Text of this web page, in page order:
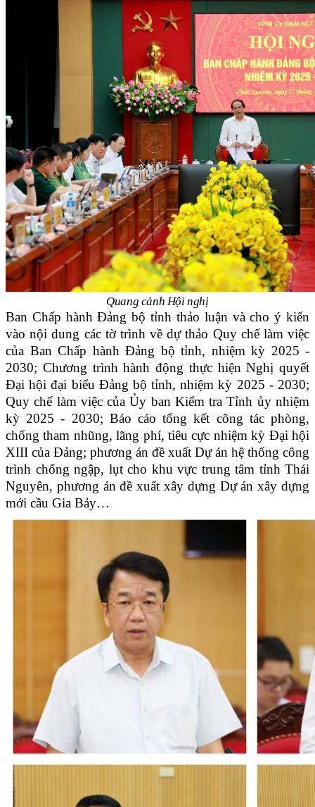
Quang cảnh Hội nghị
Ban Chấp hành Đảng bộ tỉnh thảo luận và cho ý kiến
vào nội dung các tờ trình về dự thảo Quy chế làm việc
của Ban Chấp hành Đảng bộ tỉnh, nhiệm kỳ 2025 -
2030; Chương trình hành động thực hiện Nghị quyết
Đại hội đại biểu Đảng bộ tỉnh, nhiệm kỳ 2025 - 2030;
Quy chế làm việc của Ủy ban Kiểm tra Tỉnh ủy nhiệm
kỳ 2025 - 2030; Báo cáo tổng kết công tác phòng,
chống tham nhũng, lãng phí, tiêu cực nhiệm kỳ Đại hội
XIII của Đảng; phương án đề xuất Dự án hệ thống công
trình chống ngập, lụt cho khu vực trung tâm tỉnh Thái
Nguyên, phương án đề xuất xây dựng Dự án xây dựng
mới cầu Gia Bảy…